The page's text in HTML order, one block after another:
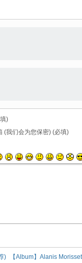
)
(我们会为您保密) (必填)
) 【Album】Alanis